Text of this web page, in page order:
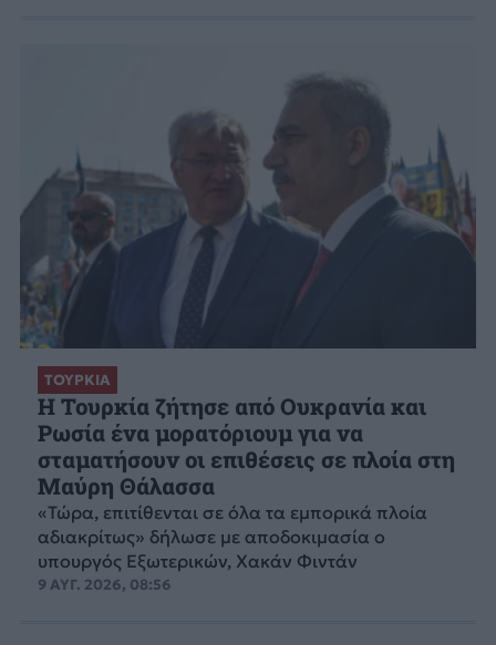
ΤΟΥΡΚΙΑ
Η Τουρκία ζήτησε από Ουκρανία και
Ρωσία ένα μορατόριουμ για να
σταματήσουν οι επιθέσεις σε πλοία στη
Μαύρη Θάλασσα
«Τώρα, επιτίθενται σε όλα τα εμπορικά πλοία
αδιακρίτως» δήλωσε με αποδοκιμασία ο
υπουργός Εξωτερικών, Χακάν Φιντάν
9 ΑΥΓ. 2026, 08:56